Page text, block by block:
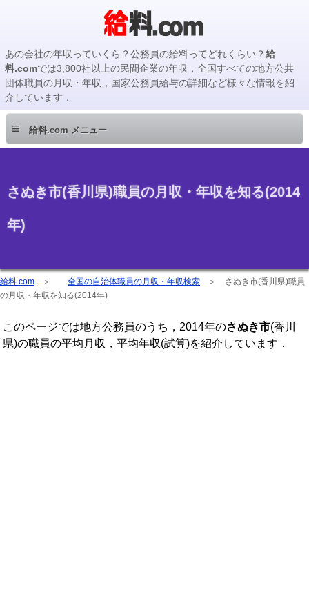
あの会社の年収っていくら？公務員の給料ってどれくらい？給
料.comでは3,800社以上の民間企業の年収，全国すべての地方公共
団体職員の月収・年収，国家公務員給与の詳細など様々な情報を紹
介しています．
≡ 給料.com メニュー
さぬき市(香川県)職員の月収・年収を知る(2014
年)
給料.com ＞ 全国の自治体職員の月収・年収検索 ＞ さぬき市(香川県)職員
の月収・年収を知る(2014年)
このページでは地方公務員のうち，2014年のさぬき市(香川
県)の職員の平均月収，平均年収(試算)を紹介しています．